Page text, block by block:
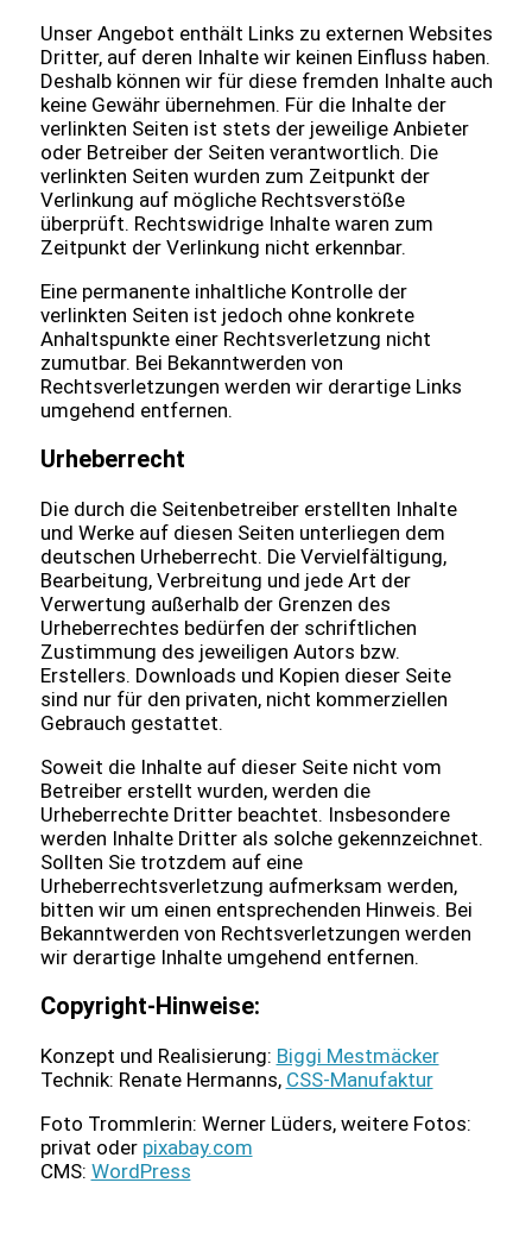
Unser Angebot enthält Links zu externen Websites
Dritter, auf deren Inhalte wir keinen Einfluss haben.
Deshalb können wir für diese fremden Inhalte auch
keine Gewähr übernehmen. Für die Inhalte der
verlinkten Seiten ist stets der jeweilige Anbieter
oder Betreiber der Seiten verantwortlich. Die
verlinkten Seiten wurden zum Zeitpunkt der
Verlinkung auf mögliche Rechtsverstöße
überprüft. Rechtswidrige Inhalte waren zum
Zeitpunkt der Verlinkung nicht erkennbar.
Eine permanente inhaltliche Kontrolle der
verlinkten Seiten ist jedoch ohne konkrete
Anhaltspunkte einer Rechtsverletzung nicht
zumutbar. Bei Bekanntwerden von
Rechtsverletzungen werden wir derartige Links
umgehend entfernen.
Urheberrecht
Die durch die Seitenbetreiber erstellten Inhalte
und Werke auf diesen Seiten unterliegen dem
deutschen Urheberrecht. Die Vervielfältigung,
Bearbeitung, Verbreitung und jede Art der
Verwertung außerhalb der Grenzen des
Urheberrechtes bedürfen der schriftlichen
Zustimmung des jeweiligen Autors bzw.
Erstellers. Downloads und Kopien dieser Seite
sind nur für den privaten, nicht kommerziellen
Gebrauch gestattet.
Soweit die Inhalte auf dieser Seite nicht vom
Betreiber erstellt wurden, werden die
Urheberrechte Dritter beachtet. Insbesondere
werden Inhalte Dritter als solche gekennzeichnet.
Sollten Sie trotzdem auf eine
Urheberrechtsverletzung aufmerksam werden,
bitten wir um einen entsprechenden Hinweis. Bei
Bekanntwerden von Rechtsverletzungen werden
wir derartige Inhalte umgehend entfernen.
Copyright-Hinweise:
Konzept und Realisierung: Biggi Mestmäcker
Technik: Renate Hermanns, CSS-Manufaktur
Foto Trommlerin: Werner Lüders, weitere Fotos:
privat oder pixabay.com
CMS: WordPress